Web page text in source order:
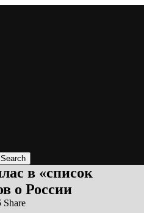
Search
в «список
о России
Share